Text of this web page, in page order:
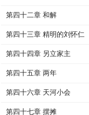
第四十二章 和解
第四十三章 精明的刘怀仁
第四十四章 另立家主
第四十五章 两年
第四十六章 天河小会
第四十七章 摆摊